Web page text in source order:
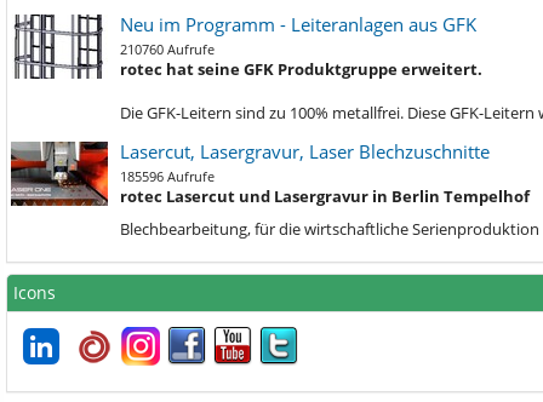
Neu im Programm - Leiteranlagen aus GFK
210760 Aufrufe
rotec hat seine GFK Produktgruppe erweitert.
Die GFK-Leitern sind zu 100% metallfrei. Diese GFK-
Lasercut, Lasergravur, Laser Blechzuschnitte
185596 Aufrufe
rotec Lasercut und Lasergravur in Berlin Tempelhof
Blechbearbeitung, für die wirtschaftliche
Icons